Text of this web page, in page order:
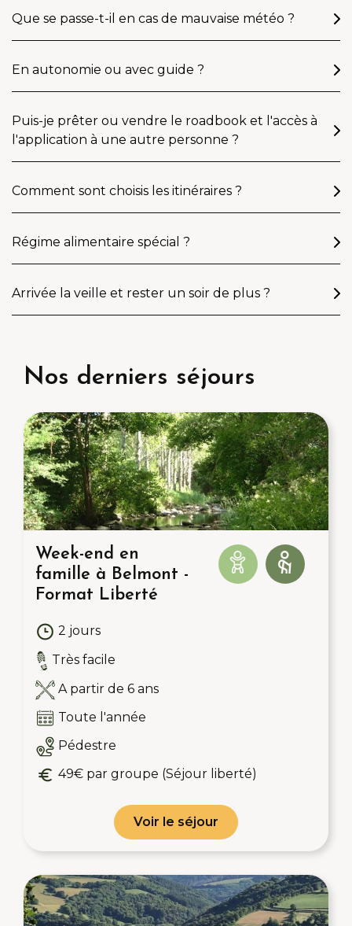
Que se passe-t-il en cas de mauvaise météo ?
En autonomie ou avec guide ?
Puis-je prêter ou vendre le roadbook et l'accès à
l'application à une autre personne ?
Comment sont choisis les itinéraires ?
Régime alimentaire spécial ?
Arrivée la veille et rester un soir de plus ?
Nos derniers séjours
Week-end en
famille à Belmont -
Format Liberté
2 jours
Très facile
A partir de 6 ans
Toute l'année
Pédestre
49€ par groupe (Séjour liberté)
Voir le séjour